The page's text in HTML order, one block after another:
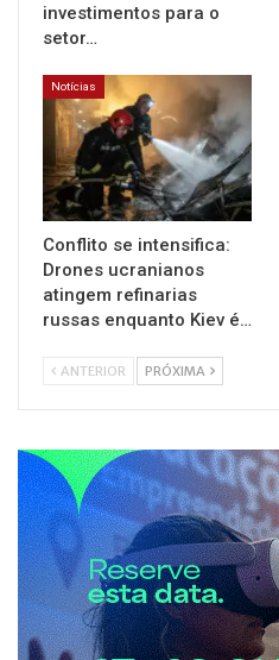
investimentos para o
setor…
Notícias
Conflito se intensifica:
Drones ucranianos
atingem refinarias
russas enquanto Kiev é…
ANTERIOR PRÓXIMA